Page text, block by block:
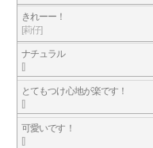
きれーー！
[莉仔]
ナチュラル
[]
とてもつけ心地が楽です！
[]
可愛いです！
[]